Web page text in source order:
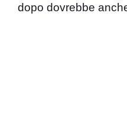
dopo dovrebbe